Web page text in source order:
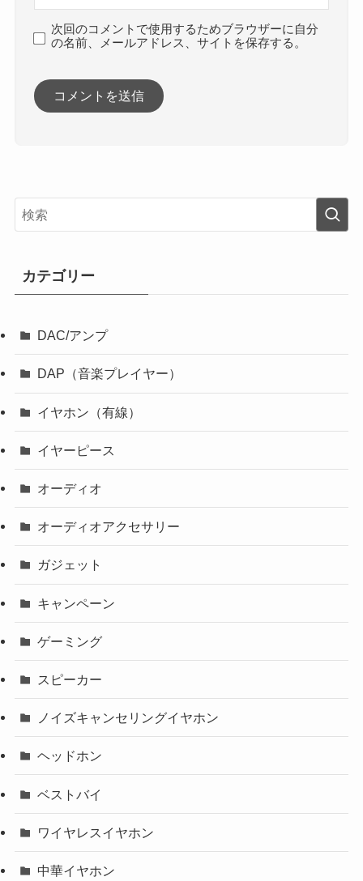
次回のコメントで使用するためブラウザーに自分
の名前、メールアドレス、サイトを保存する。
カテゴリー
DAC/アンプ
DAP（音楽プレイヤー）
イヤホン（有線）
イヤーピース
オーディオ
オーディオアクセサリー
ガジェット
キャンペーン
ゲーミング
スピーカー
ノイズキャンセリングイヤホン
ヘッドホン
ベストバイ
ワイヤレスイヤホン
中華イヤホン